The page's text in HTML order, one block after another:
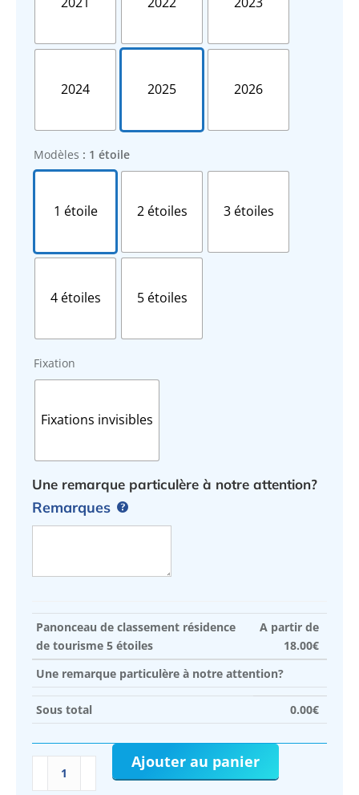
2024 2025 2026
Modèles : 1 étoile
1 étoile 2 étoiles 3 étoiles
4 étoiles 5 étoiles
Fixation
Fixations invisibles
Une remarque particulère à notre attention?
Remarques
Panonceau de classement résidence
de tourisme 5 étoiles
A partir de
18.00€
Une remarque particulère à notre attention?
Sous total 0.00€
Ajouter au panier